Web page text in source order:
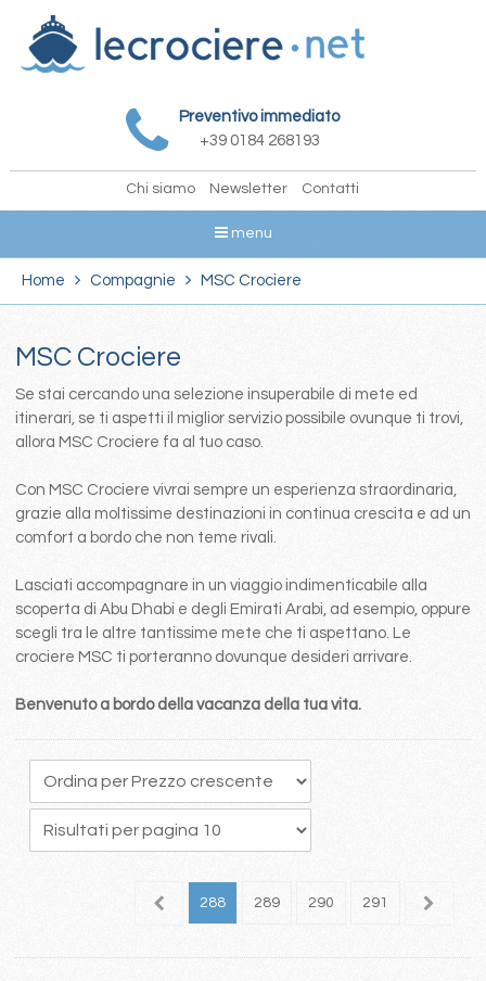
Preventivo immediato
+39 0184 268193
Chi siamo Newsletter Contatti
menu
Home Compagnie MSC Crociere
MSC Crociere
Se stai cercando una selezione insuperabile di mete ed
itinerari, se ti aspetti il miglior servizio possibile ovunque ti trovi,
allora MSC Crociere fa al tuo caso.
Con MSC Crociere vivrai sempre un esperienza straordinaria,
grazie alla moltissime destinazioni in continua crescita e ad un
comfort a bordo che non teme rivali.
Lasciati accompagnare in un viaggio indimenticabile alla
scoperta di Abu Dhabi e degli Emirati Arabi, ad esempio, oppure
scegli tra le altre tantissime mete che ti aspettano. Le
crociere MSC ti porteranno dovunque desideri arrivare.
Benvenuto a bordo della vacanza della tua vita.
287 288 289 290 291 292